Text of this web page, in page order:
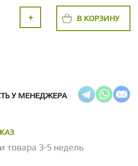
+ В КОРЗИНУ
У МЕНЕДЖЕРА
товара 3-5 недель